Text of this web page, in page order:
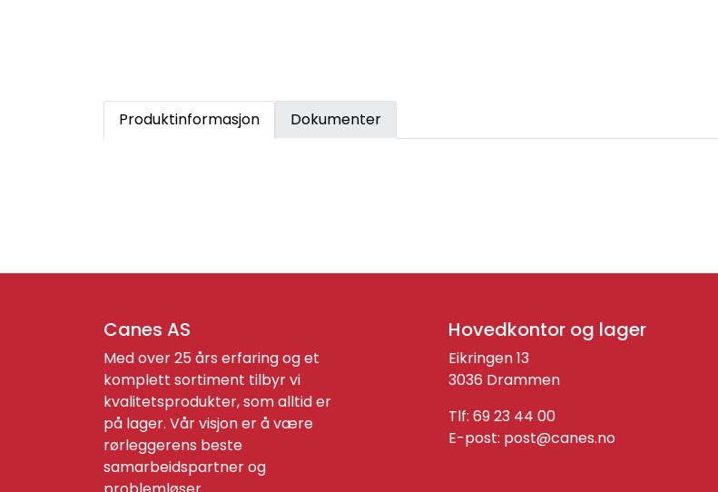
Produktinformasjon Dokumenter
Canes AS
Med over 25 års erfaring og et
komplett sortiment tilbyr vi
kvalitetsprodukter, som alltid er
på lager. Vår visjon er å være
rørleggerens beste
samarbeidspartner og
Hovedkontor og lager
Eikringen 13
3036 Drammen
Tlf: 69 23 44 00
E-post: post@canes.no